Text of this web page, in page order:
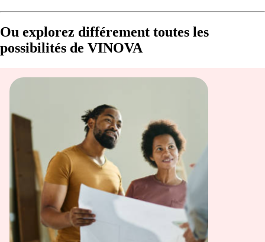
Ou explorez différement toutes les
possibilités de VINOVA